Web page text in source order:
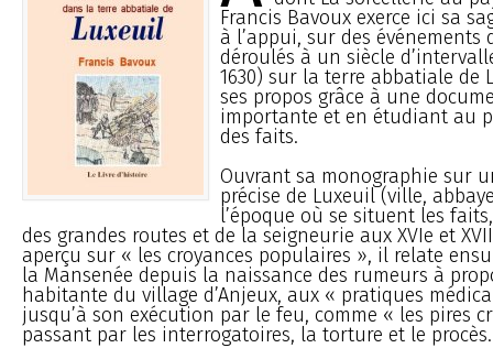
Francis Bavoux exerce ici sa
à l’appui, sur des événements
déroulés à un siècle
1630) sur la terre abbatiale de
ses propos grâce à une
importante et en étudiant au
des faits.
Ouvrant sa monographie sur
précise de Luxeuil (ville,
l’époque où se situent les
des grandes routes et de la seigneurie aux XVIe et
aperçu sur « les croyances populaires », il relate
la Mansenée depuis la naissance des rumeurs à
habitante du village d’Anjeux, aux « pratiques
jusqu’à son exécution par le feu, comme « les pires
passant par les interrogatoires, la torture et le procès.